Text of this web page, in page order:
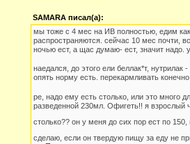
SAMARA писал(а):
мы тоже с 4 мес на ИВ полностью, едим
распространяются. сейчас 10 мес почти,
ночью ест, а щас думаю- ест, значит
наедался, до этого ели беллак*т,
опять норму есть. перекармливать
ре, надо ему есть столько, или это много
разведенной 230мл. Офигеть!! я взрослый
столько?? он у меня до сих пор ест по
сделаю, если он твердую пищу за еду не